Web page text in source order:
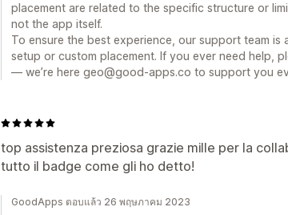
placement are related to the specific structure or
not the app itself.
To ensure the best experience, our support team is
setup or custom placement. If you ever need help,
— we’re here geo@good-apps.co to support you
top assistenza preziosa grazie mille per la
tutto il badge come gli ho detto!
GoodApps ตอบแล้ว 26 พฤษภาคม 2023